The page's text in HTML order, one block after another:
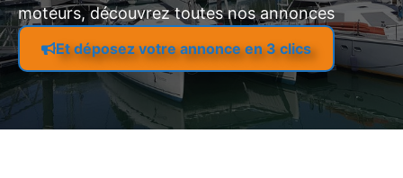
moteurs, découvrez toutes nos annonces
Et déposez votre annonce en 3 clics